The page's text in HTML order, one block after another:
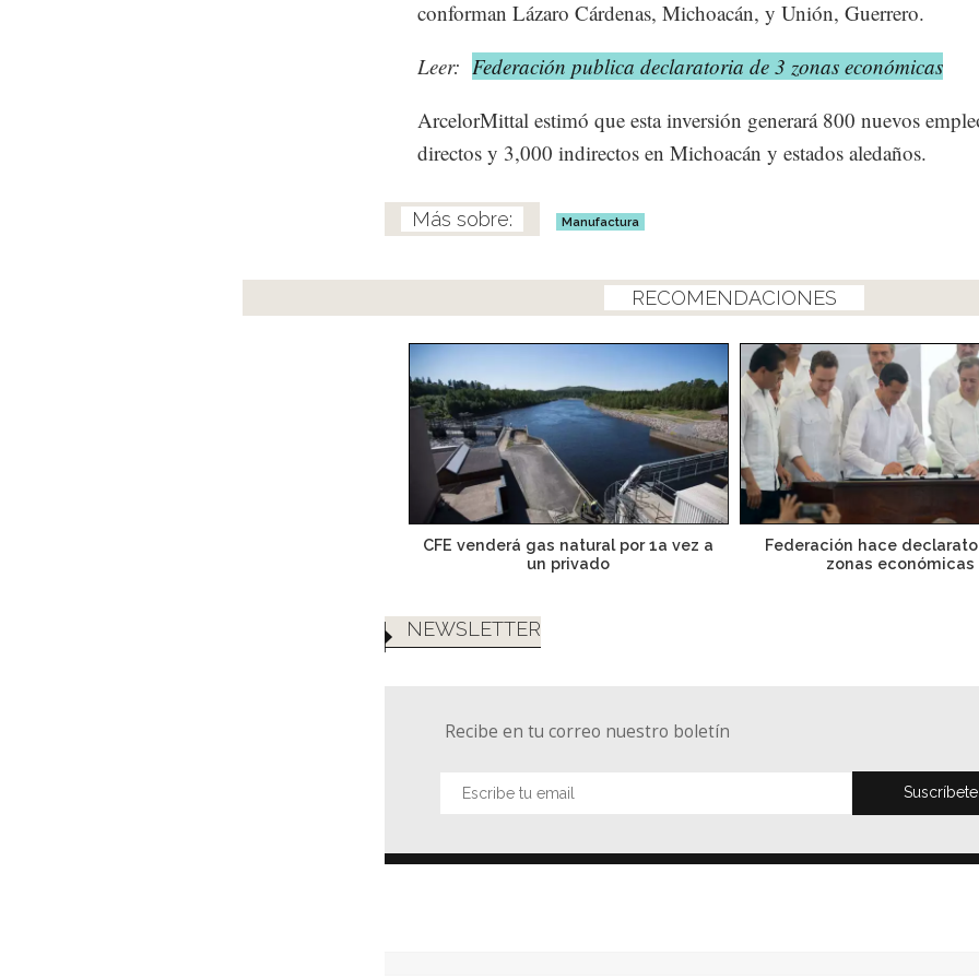
conforman Lázaro Cárdenas, Michoacán, y Unión, Guerrero.
Leer: Federación publica declaratoria de 3 zonas económicas
ArcelorMittal estimó que esta inversión generará 800 nuevos
directos y 3,000 indirectos en Michoacán y estados aledaños.
Manufactura
RECOMENDACIONES
CFE venderá gas natural por 1a vez a
un privado
Federación hace
zonas económicas
NEWSLETTER
Recibe en tu correo nuestro boletín